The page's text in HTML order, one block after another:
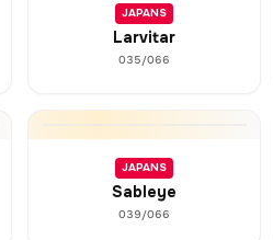
JAPANS
Larvitar
035/066
JAPANS
Sableye
039/066